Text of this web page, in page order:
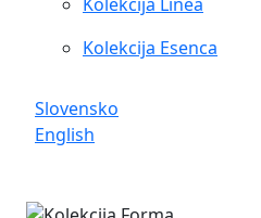
Kolekcija Esenca
Slovensko
English